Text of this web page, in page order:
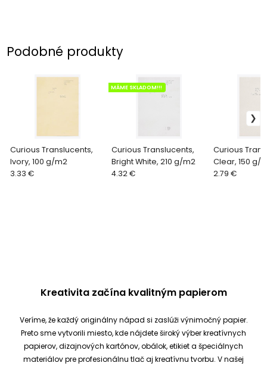
Podobné produkty
Curious Translucents,
Ivory, 100 g/m2
3.33 €
Curious Translucents,
Bright White, 210 g/m2
MÁME SKLADOM!!!
4.32 €
Curious
Clear, 150 g/
2.79 €
Kreativita začína kvalitným papierom
Veríme, že každý originálny nápad si zaslúži výnimočný papier.
Preto sme vytvorili miesto, kde nájdete široký výber kreatívnych
papierov, dizajnových kartónov, obálok, etikiet a špeciálnych
materiálov pre profesionálnu tlač aj kreatívnu tvorbu. V našej